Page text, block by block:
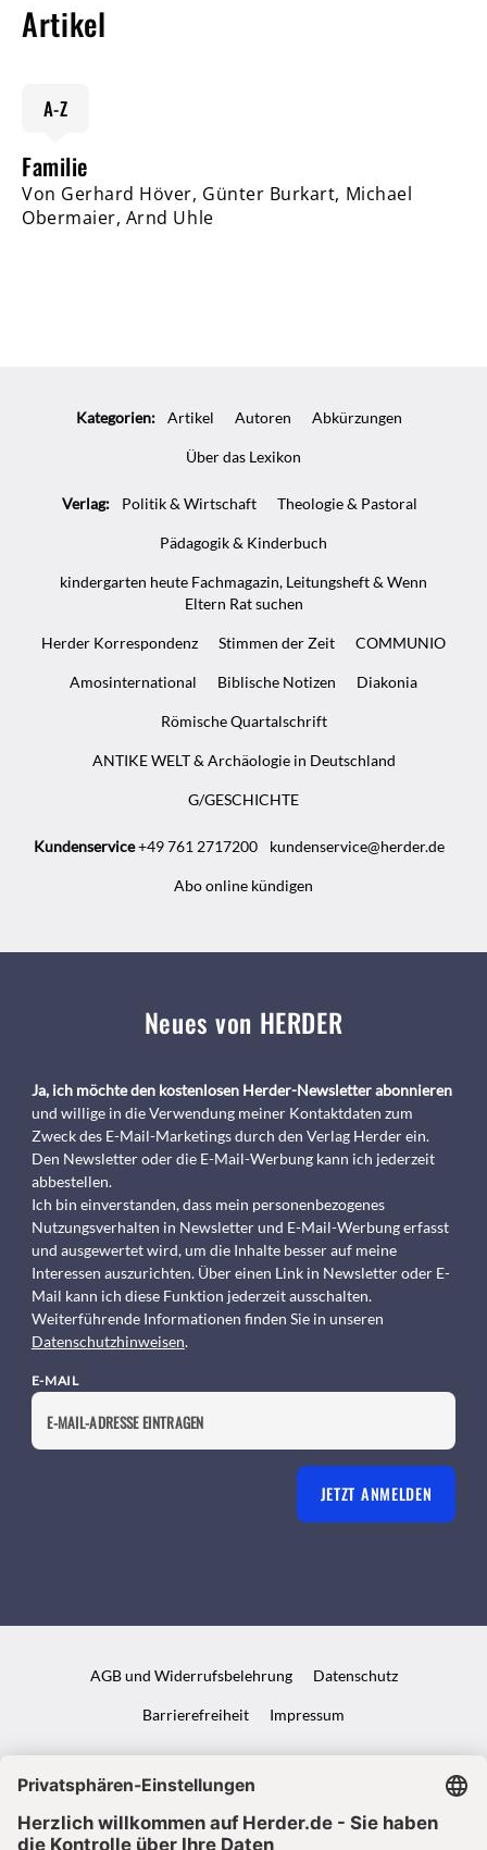
Artikel
A-Z
Familie
Von Gerhard Höver, Günter Burkart, Michael
Obermaier, Arnd Uhle
Kategorien: Artikel Autoren Abkürzungen
Über das Lexikon
Verlag: Politik & Wirtschaft Theologie & Pastoral
Pädagogik & Kinderbuch
kindergarten heute Fachmagazin, Leitungsheft & Wenn
Eltern Rat suchen
Herder Korrespondenz Stimmen der Zeit COMMUNIO
Amosinternational Biblische Notizen Diakonia
Römische Quartalschrift
ANTIKE WELT & Archäologie in Deutschland
G/GESCHICHTE
Kundenservice+49 761 2717200 kundenservice@herder.de
Abo online kündigen
Neues von HERDER
Ja, ich möchte den kostenlosen Herder-Newsletter abonnieren
und willige in die Verwendung meiner Kontaktdaten zum
Zweck des E-Mail-Marketings durch den Verlag Herder ein.
Den Newsletter oder die E-Mail-Werbung kann ich jederzeit
abbestellen.
Ich bin einverstanden, dass mein personenbezogenes
Nutzungsverhalten in Newsletter und E-Mail-Werbung erfasst
und ausgewertet wird, um die Inhalte besser auf meine
Interessen auszurichten. Über einen Link in Newsletter oder E-
Mail kann ich diese Funktion jederzeit ausschalten.
Weiterführende Informationen finden Sie in unseren
Datenschutzhinweisen.
E-MAIL
JETZT ANMELDEN
AGB und Widerrufsbelehrung Datenschutz
Barrierefreiheit Impressum
VERTRAG WIDERRUFEN